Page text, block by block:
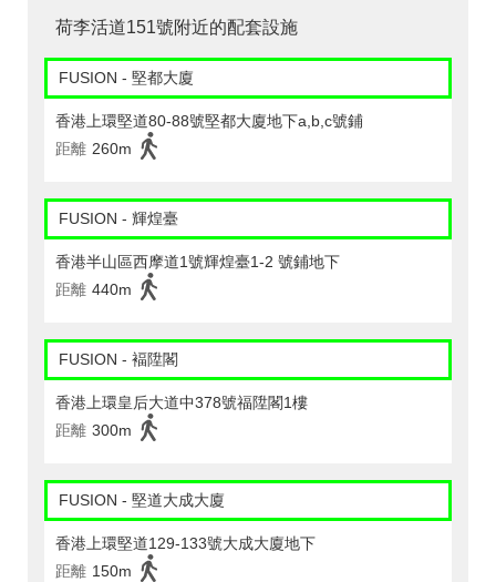
荷李活道151號附近的配套設施
FUSION - 堅都大廈
香港上環堅道80-88號堅都大廈地下a,b,c號鋪
距離 260m
FUSION - 輝煌臺
香港半山區西摩道1號輝煌臺1-2 號鋪地下
距離 440m
FUSION - 褔陞閣
香港上環皇后大道中378號福陞閣1樓
距離 300m
FUSION - 堅道大成大廈
香港上環堅道129-133號大成大廈地下
距離 150m